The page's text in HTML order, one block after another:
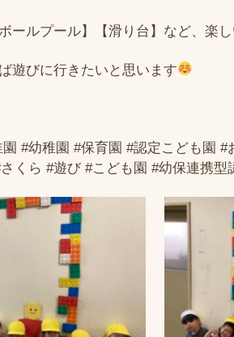
ールプール】【滑り台】など、楽
遊びに行きたいと思います
#幼稚園 #保育園 #認定こども園
くら #遊び #こども園 #幼保連携型